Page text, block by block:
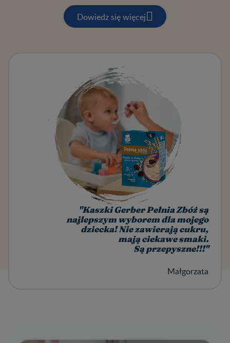
Dowiedz się więcej
"Kaszki Gerber Pełnia Zbóż są
najlepszym wyborem dla mojego
dziecka! Nie zawierają cukru,
mają ciekawe smaki.
Są przepyszne!!!"
Małgorzata